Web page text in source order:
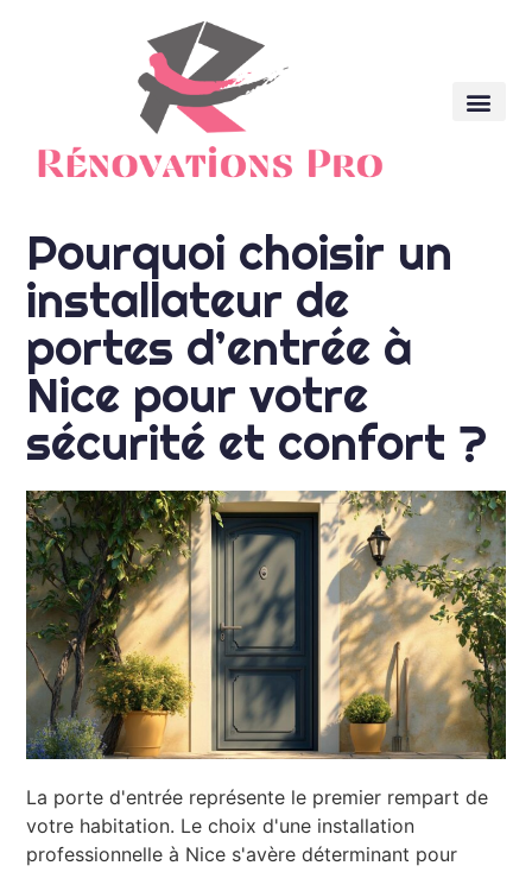
Pourquoi choisir un
installateur de
portes d’entrée à
Nice pour votre
sécurité et confort ?
La porte d'entrée représente le premier rempart de
votre habitation. Le choix d'une installation
professionnelle à Nice s'avère déterminant pour